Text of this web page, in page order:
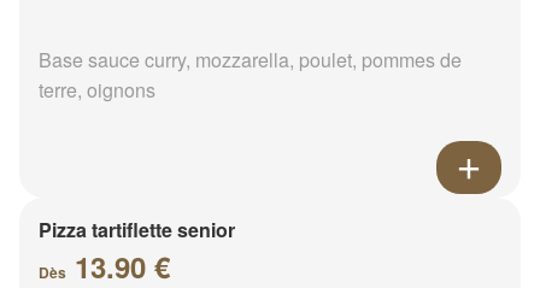
Base sauce curry, mozzarella, poulet, pommes de
terre, oignons
Pizza tartiflette senior
Dès 13.90 €